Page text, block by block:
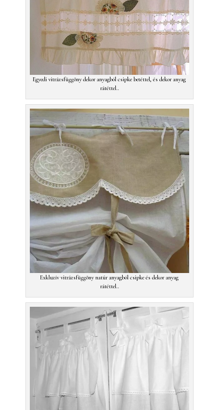
Egyedi vitrázsfüggöny dekor anyagból csipke betéttel, és dekor anyag
rátéttel..
Exkluzív vitrázsfüggöny natúr anyagból csipke és dekor anyag
rátéttel..